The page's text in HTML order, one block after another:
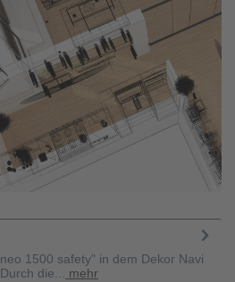
1500 safety" in dem Dekor Navi
die...
mehr